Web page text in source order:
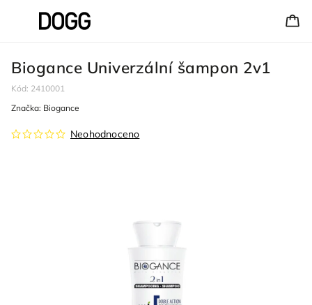
Biogance Univerzální šampon 2v1
Kód: 2410001
Neohodnoceno
Značka: Biogance